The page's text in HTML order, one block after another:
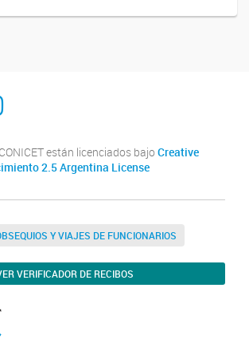
están licenciados bajo Creative
2.5 Argentina License
Y VIAJES DE FUNCIONARIOS
VERIFICADOR DE RECIBOS